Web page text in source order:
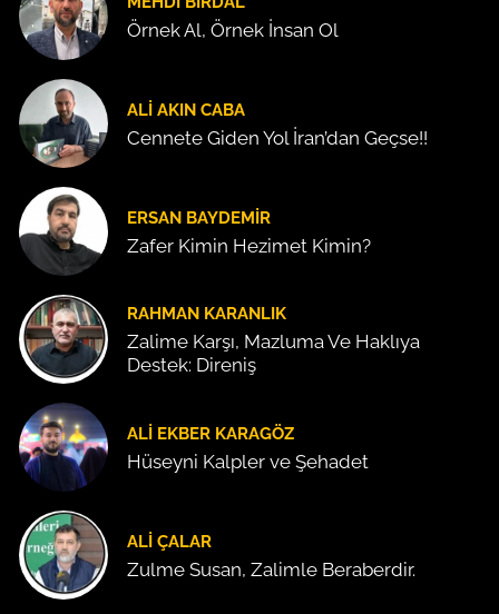
Örnek Al, Örnek İnsan Ol
ALI AKIN CABA
Cennete Giden Yol İran’dan Geçse!!
ERSAN BAYDEMIR
Zafer Kimin Hezimet Kimin?
RAHMAN KARANLIK
Zalime Karşı, Mazluma Ve Haklıya
Destek: Direniş
ALI EKBER KARAGÖZ
Hüseyni Kalpler ve Şehadet
ALI ÇALAR
Zulme Susan, Zalimle Beraberdir.